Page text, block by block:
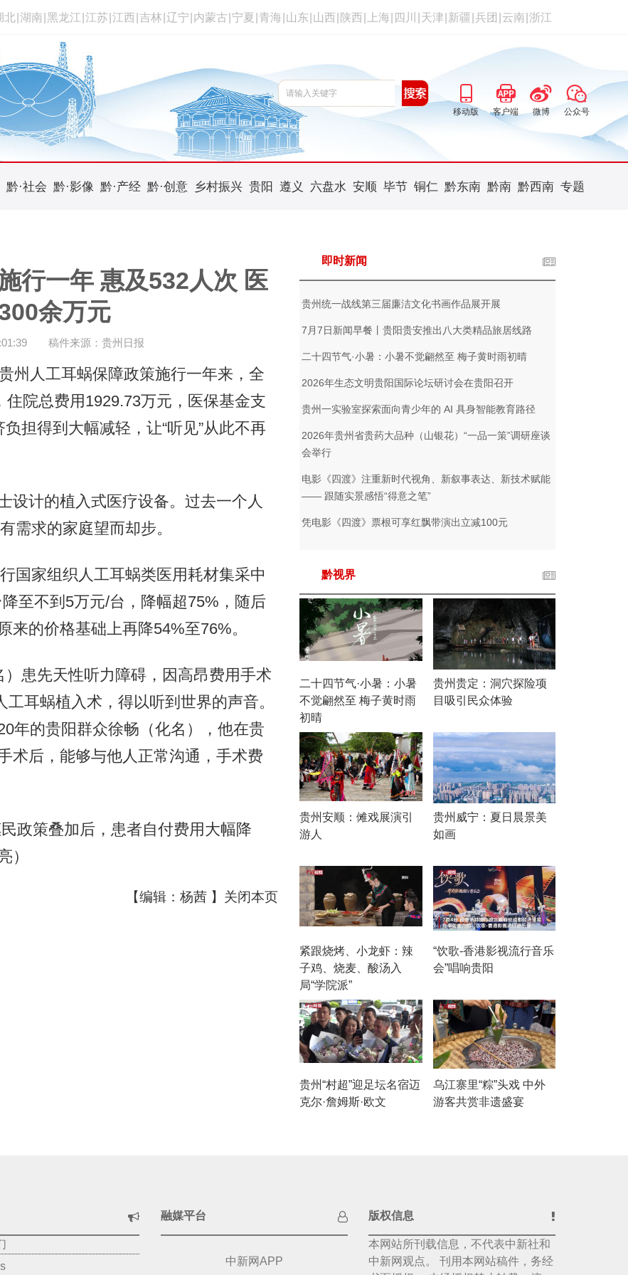
北 湖南 黑龙江 江苏 江西 吉林 辽宁 内蒙古 宁夏 青海 山东 山西 陕西 上海 四川 天津 新疆 兵团 云南 浙江
移动版 客户端 微博 公众号
黔·社会 黔·影像 黔·产经 黔·创意 乡村振兴 贵阳 遵义 六盘水 安顺 毕节 铜仁 黔东南 黔南 黔西南 专题
行一年 惠及532人次 医
余万元
稿件来源：贵州日报
人工耳蜗保障政策施行一年来，全
院总费用1929.73万元，医保基金支
担得到大幅减轻，让“听见”从此不再
计的植入式医疗设备。过去一个人
需求的家庭望而却步。
家组织人工耳蜗类医用耗材集采中
至不到5万元/台，降幅超75%，随后
的价格基础上再降54%至76%。
患先天性听力障碍，因高昂费用手术
耳蜗植入术，得以听到世界的声音。
年的贵阳群众徐畅（化名），他在贵
术后，能够与他人正常沟通，手术费
策叠加后，患者自付费用大幅降
）
【编辑：杨茜 】 关闭本页
即时新闻
贵州统一战线第三届廉洁文化书画作品展开展
7月7日新闻早餐丨贵阳贵安推出八大类精品旅居线路
二十四节气·小暑：小暑不觉翩然至 梅子黄时雨初晴
2026年生态文明贵阳国际论坛研讨会在贵阳召开
贵州一实验室探索面向青少年的 AI 具身智能教育路径
2026年贵州省贵药大品种（山银花）“一品一策”调研座谈
会举行
电影《四渡》注重新时代视角、新叙事表达、新技术赋能
—— 跟随实景感悟“得意之笔”
凭电影《四渡》票根可享红飘带演出立减100元
黔视界
二十四节气·小暑：小暑
不觉翩然至 梅子黄时雨
初晴
贵州贵定：洞穴探险项
目吸引民众体验
贵州安顺：傩戏展演引
游人
贵州威宁：夏日晨景美
如画
紧跟烧烤、小龙虾：辣
子鸡、烧麦、酸汤入
局“学院派”
“饮歌-香港影视流行音乐
会”唱响贵阳
贵州“村超”迎足坛名宿迈
克尔·詹姆斯·欧文
乌江寨里“粽”头戏 中外
游客共赏非遗盛宴
融媒平台
中新网APP
版权信息
本网站所刊载信息，不代表中新社和
中新网观点。 刊用本网站稿件，务经